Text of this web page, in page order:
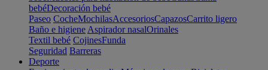
bebéDecoración bebé
Paseo CocheMochilasAccesoriosCapazosCarrito ligero
Baño e higiene Aspirador nasalOrinales
Textil bebé CojinesFunda
Seguridad Barreras
Deporte